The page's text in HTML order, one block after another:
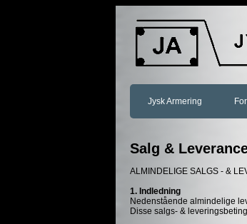
Jysk Armering
Salg &
ALMINDELIGE SALGS - &
1. Indledning
Nedenstående almindelige
Disse salgs- &